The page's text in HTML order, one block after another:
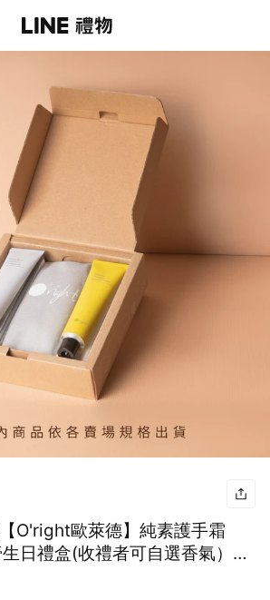
O'right歐萊德】純素護手霜
日禮盒(收禮者可自選香氣）贈
速出貨］